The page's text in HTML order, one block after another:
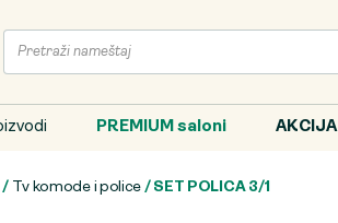
PREMIUM saloni AKCIJA
/ Tv komode i police / SET POLICA 3/1